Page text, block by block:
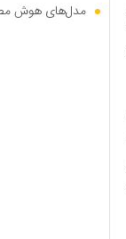
مدل‌های هوش